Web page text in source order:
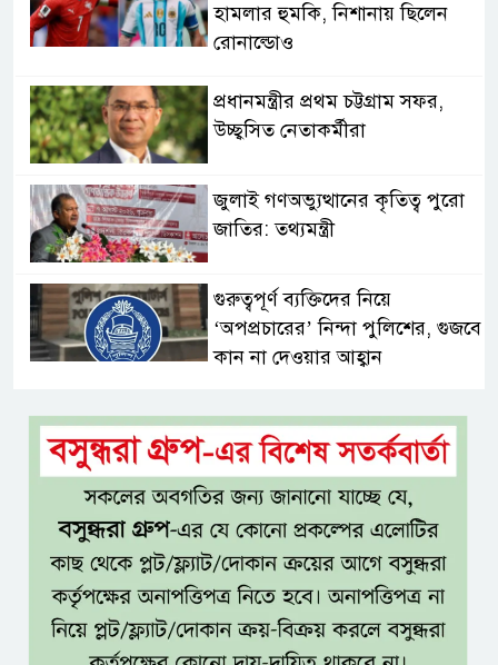
হামলার হুমকি, নিশানায় ছিলেন
রোনাল্ডোও
প্রধানমন্ত্রীর প্রথম চট্টগ্রাম সফর,
উচ্ছ্বসিত নেতাকর্মীরা
জুলাই গণঅভ্যুত্থানের কৃতিত্ব পুরো
জাতির: তথ্যমন্ত্রী
গুরুত্বপূর্ণ ব্যক্তিদের নিয়ে
‘অপপ্রচারের’ নিন্দা পুলিশের, গুজবে
কান না দেওয়ার আহ্বান
শেখ হাসিনার দিল্লির সংবাদ
সম্মেলনের সঙ্গে ভারত সরকারের
সম্পৃক্ততা নেই: জয়সোয়াল
টাঙ্গাইলে নিহত ১৪ বাস-মিনিবাস
মালিকের পরিবারকে আর্থিক অনুদান
ও সম্মাননা
সাড়ে ৩ হাজার এতিম ও